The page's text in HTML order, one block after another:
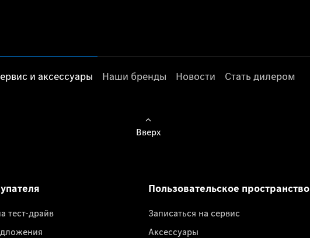
и аксессуары Наши бренды Новости Стать дилером
Вверх
тест-драйв
Пользовательское пространство
Записаться на сервис
Аксессуары